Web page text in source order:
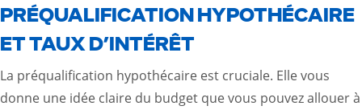
PRÉQUALIFICATION HYPOTHÉCAIRE
ET TAUX D’INTÉRÊT
La préqualification hypothécaire est cruciale. Elle vous
donne une idée claire du budget que vous pouvez allouer à